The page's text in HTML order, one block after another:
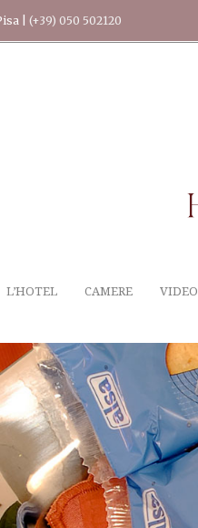
| (+39) 050 502120
L’HOTEL CAMERE VIDEO